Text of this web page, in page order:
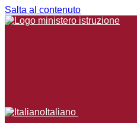
Salta al contenuto
Italiano